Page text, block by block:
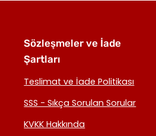
Sözleşmeler ve İade
Şartları
Teslimat ve İade Politikası
SSS - Sıkça Sorulan Sorular
KVKK Hakkında